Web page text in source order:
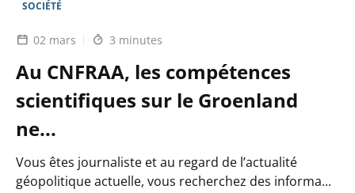
SOCIÉTÉ
02 mars 3 minutes
Au CNFRAA, les compétences
scientifiques sur le Groenland
ne...
Vous êtes journaliste et au regard de l’actualité
géopolitique actuelle, vous recherchez des informa...